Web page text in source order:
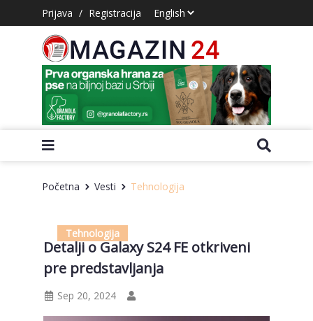
Prijava / Registracija
Početna Vesti Tehnologija
Tehnologija
Detalji o Galaxy S24 FE otkriveni
pre predstavljanja
Sep 20, 2024